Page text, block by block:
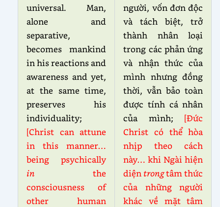
universal. Man,
alone and
separative,
becomes mankind
in his reactions and
awareness and yet,
at the same time,
preserves his
individuality;
[Christ can attune
in this manner…
being psychically
in the
consciousness of
other human
người, vốn đơn độc
và tách biệt, trở
thành nhân loại
trong các phản ứng
và nhận thức của
mình nhưng đồng
thời, vẫn bảo toàn
được tính cá nhân
của mình; [Đức
Christ có thể hòa
nhịp theo cách
này… khi Ngài hiện
diệntrongtâm thức
của những người
khác về mặt tâm